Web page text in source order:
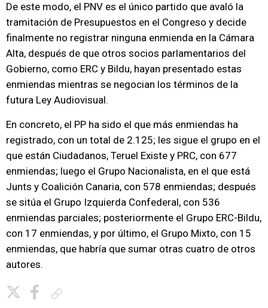
De este modo, el PNV es el único partido que avaló la
tramitación de Presupuestos en el Congreso y decide
finalmente no registrar ninguna enmienda en la Cámara
Alta, después de que otros socios parlamentarios del
Gobierno, como ERC y Bildu, hayan presentado estas
enmiendas mientras se negocian los términos de la
futura Ley Audiovisual.
En concreto, el PP ha sido el que más enmiendas ha
registrado, con un total de 2.125; les sigue el grupo en el
que están Ciudadanos, Teruel Existe y PRC, con 677
enmiendas; luego el Grupo Nacionalista, en el que está
Junts y Coalición Canaria, con 578 enmiendas; después
se sitúa el Grupo Izquierda Confederal, con 536
enmiendas parciales; posteriormente el Grupo ERC-Bildu,
con 17 enmiendas, y por último, el Grupo Mixto, con 15
enmiendas, que habría que sumar otras cuatro de otros
autores.